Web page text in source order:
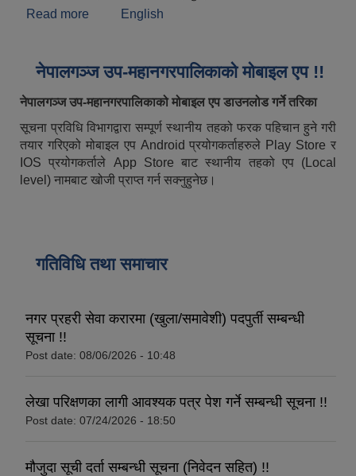
Read more about नेपालगञ्ज उप–महानगरपालिकाको संक्षिप्त परिचय
English
नेपालगञ्ज उप-महानगरपालिकाको मोबाइल एप !!
नेपालगञ्ज उप-महानगरपालिकाको मोबाइल एप डाउनलोड गर्ने तरिका
सूचना प्रविधि विभागद्वारा सम्पूर्ण स्थानीय तहको फरक पहिचान हुने गरी
तयार गरिएको मोबाइल एप Android प्रयोगकर्ताहरुले Play Store र
IOS प्रयोगकर्ताले App Store बाट स्थानीय तहको एप (Local
level) नामबाट खोजी प्राप्त गर्न सक्नुहुनेछ।
गतिविधि तथा समाचार
नगर प्रहरी सेवा करारमा (खुला/समावेशी) पदपुर्ती सम्बन्धी
सूचना !!
Post date: 08/06/2026 - 10:48
लेखा परिक्षणका लागी आवश्यक पत्र पेश गर्ने सम्बन्धी सूचना !!
Post date: 07/24/2026 - 18:50
मौजुदा सूची दर्ता सम्बन्धी सूचना (निवेदन सहित) !!